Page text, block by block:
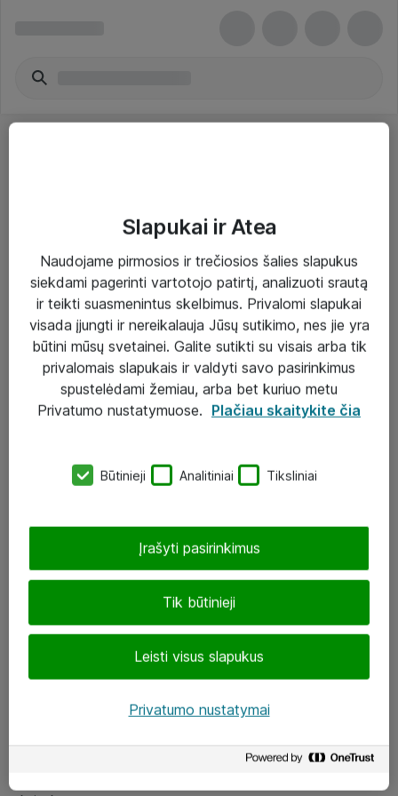
Paslaugos
Sprendimai
Įgyvendinti projektai
Atea ekspertų patarimai verslui
eShop@atea.lt
LinkedIn
Slapukai ir Atea
Naudojame pirmosios ir trečiosios šalies slapukus
siekdami pagerinti vartotojo patirtį, analizuoti srautą
ir teikti suasmenintus skelbimus. Privalomi slapukai
visada įjungti ir nereikalauja Jūsų sutikimo, nes jie yra
būtini mūsų svetainei. Galite sutikti su visais arba tik
privalomais slapukais ir valdyti savo pasirinkimus
spustelėdami žemiau, arba bet kuriuo metu
Privatumo nustatymuose. Plačiau skaitykite čia
Būtinieji Analitiniai Tiksliniai
Tik būtinieji
Leisti visus slapukus
Įrašyti pasirinkimus
Privatumo nustatymai